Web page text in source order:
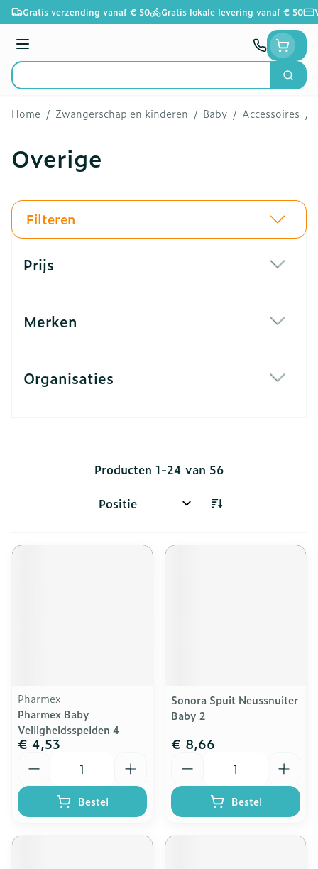
Ga naar de inhoud
Gratis verzending vanaf € 50 Gratis lokale levering vanaf € 50
Menu
Product, merk, categorie...
Zoek
Home / Zwangerschap en kinderen / Baby / Accessoires /
Overige
Filteren
Prijs
Merken
Organisaties
Producten 1-24 van 56
Sorteer op:
Pharmex
Pharmex Baby
Veiligheidsspelden 4
€ 4,53
Bestel
Sonora Spuit Neussnuiter
Baby 2
€ 8,66
Bestel